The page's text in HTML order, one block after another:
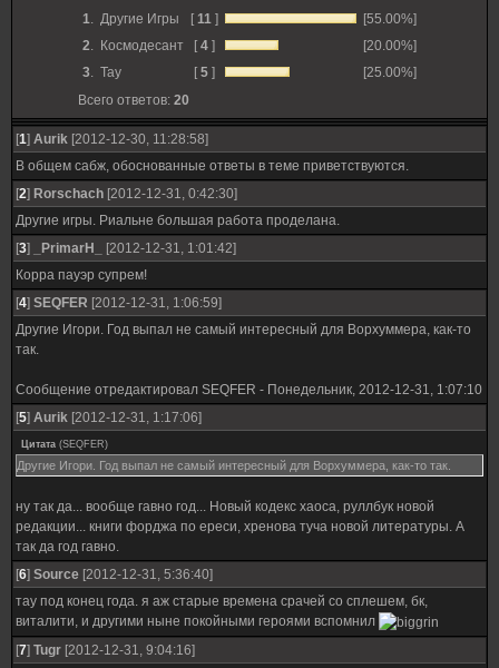
1. Другие Игры [ 11 ]
[55.00%]
2. Космодесант [ 4 ]
[20.00%]
3. Тау [ 5 ]
[25.00%]
Всего ответов: 20
[1] Aurik [2012-12-30, 11:28:58]
В общем сабж, обоснованные ответы в теме приветствуются.
[2] Rorschach [2012-12-31, 0:42:30]
Другие игры. Риальне большая работа проделана.
[3] _PrimarH_
[2012-12-31, 1:01:42]
Корра пауэр супрем!
[4] SEQFER [2012-12-31, 1:06:59]
Другие Игори. Год выпал не самый интересный для Ворхуммера, как-то
так.
Сообщение отредактировал SEQFER - Понедельник, 2012-12-31, 1:07:10
[5] Aurik [2012-12-31, 1:17:06]
Цитата (SEQFER)
Другие Игори. Год выпал не самый интересный для Ворхуммера, как-то так.
ну так да... вообще гавно год... Новый кодекс хаоса, руллбук новой
редакции... книги форджа по ереси, хренова туча новой литературы. А
так да год гавно.
[6] Source [2012-12-31, 5:36:40]
тау под конец года. я аж старые времена срачей со сплешем, бк,
виталити, и другими ныне покойными героями вспомнил
[7] Tugr [2012-12-31, 9:04:16]